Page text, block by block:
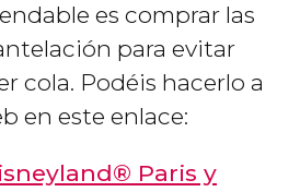
es comprar las
para evitar
cola. Podéis hacerlo a
en este enlace:
Paris y